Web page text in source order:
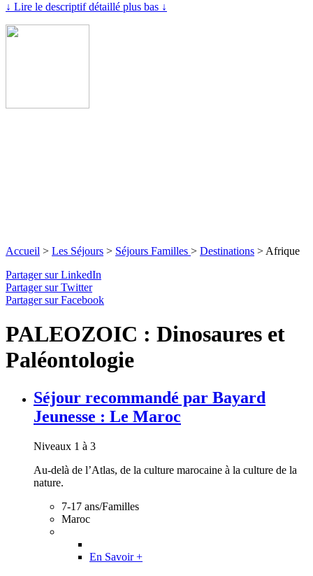
↓ Lire le descriptif détaillé plus bas ↓
Accueil > Les Séjours > Séjours Familles > Destinations > Afrique
Partager sur LinkedIn
Partager sur Twitter
Partager sur Facebook
PALEOZOIC : Dinosaures et
Paléontologie
Séjour recommandé par Bayard
Jeunesse : Le Maroc
Niveaux 1 à 3
Au-delà de l’Atlas, de la culture marocaine à la culture de la
nature.
7-17 ans/Familles
Maroc
En Savoir +